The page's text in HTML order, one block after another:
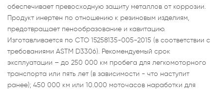
обеспечивает превосходную защиту металлов от коррозии.
Продукт инертен по отношению к резиновым изделиям,
предотвращает пенообразование и кавитацию.
Изготавливается по СТО 15258135-005-2015 (в соответствии с
требованиями ASTM D3306). Рекомендуемый срок
эксплуатации – до 250 000 км пробега для легкомоторного
транспорта или пять лет (в зависимости - что наступит
ранее); 450 000 км или 10.000 моточасов наработки для